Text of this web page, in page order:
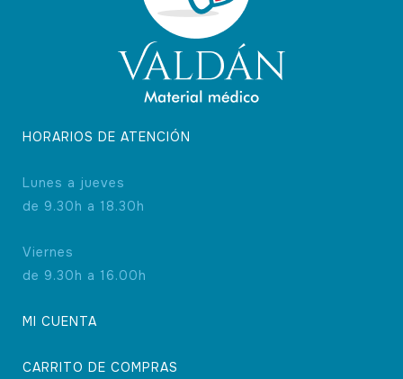
HORARIOS DE ATENCIÓN
Lunes a jueves
de 9.30h a 18.30h
Viernes
de 9.30h a 16.00h
MI CUENTA
CARRITO DE COMPRAS